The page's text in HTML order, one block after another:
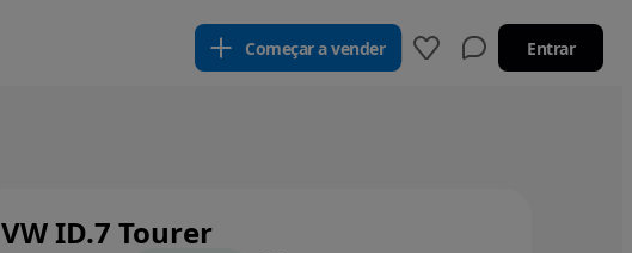
Começar a vender Entrar
VW ID.7 Tourer